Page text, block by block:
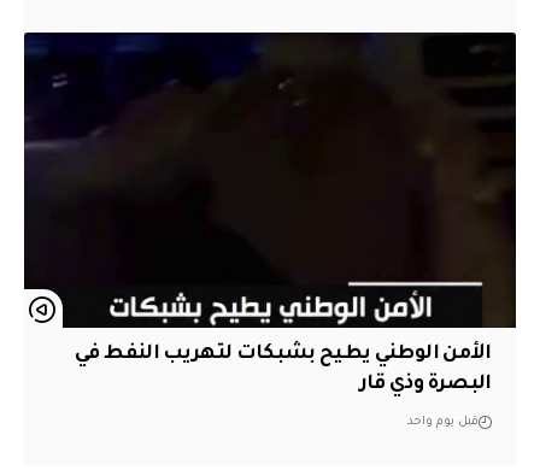
الأمن الوطني يطيح بشبكات لتهريب النفط في
البصرة وذي قار
قبل يوم واحد